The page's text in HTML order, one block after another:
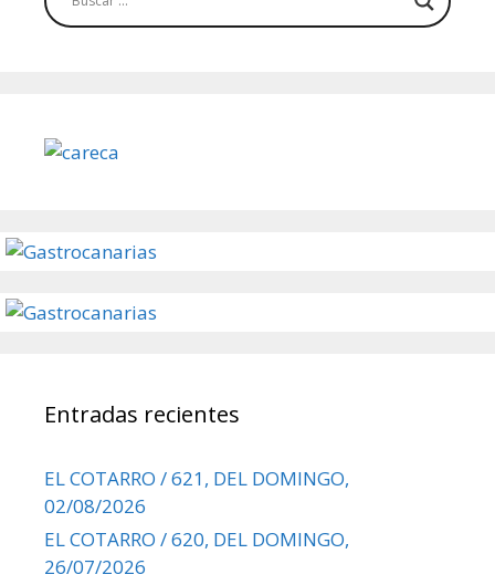
Entradas recientes
EL COTARRO / 621, DEL DOMINGO,
02/08/2026
EL COTARRO / 620, DEL DOMINGO,
26/07/2026